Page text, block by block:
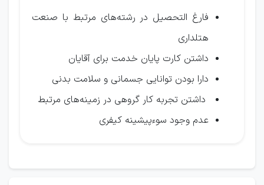
فارغ التحصیل در رشته‌های مرتبط با صنعت
هتلداری
داشتن کارت پایان خدمت برای آقایان
دارا بودن توانایی جسمانی و سلامت بدنی
داشتن تجربه کار گروهی در زمینه‌های مرتبط
عدم وجود سوءپیشینه کیفری